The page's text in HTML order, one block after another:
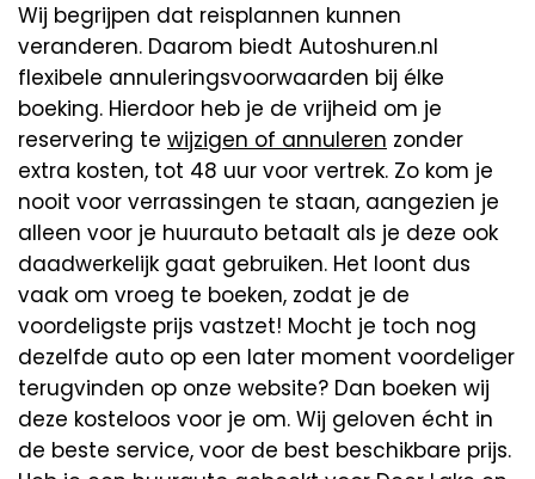
Wij begrijpen dat reisplannen kunnen
veranderen. Daarom biedt Autoshuren.nl
flexibele annuleringsvoorwaarden bij élke
boeking. Hierdoor heb je de vrijheid om je
reservering te wijzigen of annuleren zonder
extra kosten, tot 48 uur voor vertrek. Zo kom je
nooit voor verrassingen te staan, aangezien je
alleen voor je huurauto betaalt als je deze ook
daadwerkelijk gaat gebruiken. Het loont dus
vaak om vroeg te boeken, zodat je de
voordeligste prijs vastzet! Mocht je toch nog
dezelfde auto op een later moment voordeliger
terugvinden op onze website? Dan boeken wij
deze kosteloos voor je om. Wij geloven écht in
de beste service, voor de best beschikbare prijs.